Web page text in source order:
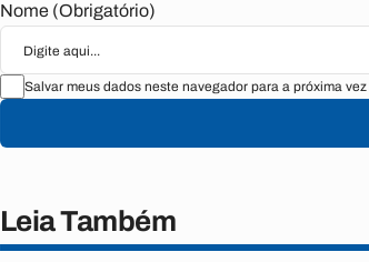
Nome (Obrigatório)
Salvar meus dados neste navegador para a próxima
Leia Também